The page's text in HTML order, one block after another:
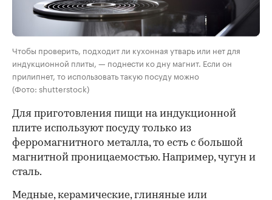
Чтобы проверить, подходит ли кухонная утварь или нет для
индукционной плиты, — поднести ко дну магнит. Если он
прилипнет, то использовать такую посуду можно
(Фото: shutterstock)
Для приготовления пищи на индукционной
плите используют посудутолько из
ферромагнитного металла, то есть с большой
магнитной проницаемостью. Например, чугун и
сталь.
Медные, керамические, глиняные или